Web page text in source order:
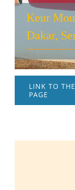
Keur
Dakar,
LINK TO
PAGE